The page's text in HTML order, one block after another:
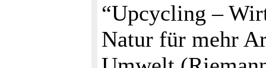
“Upcycling –
Natur für mehr